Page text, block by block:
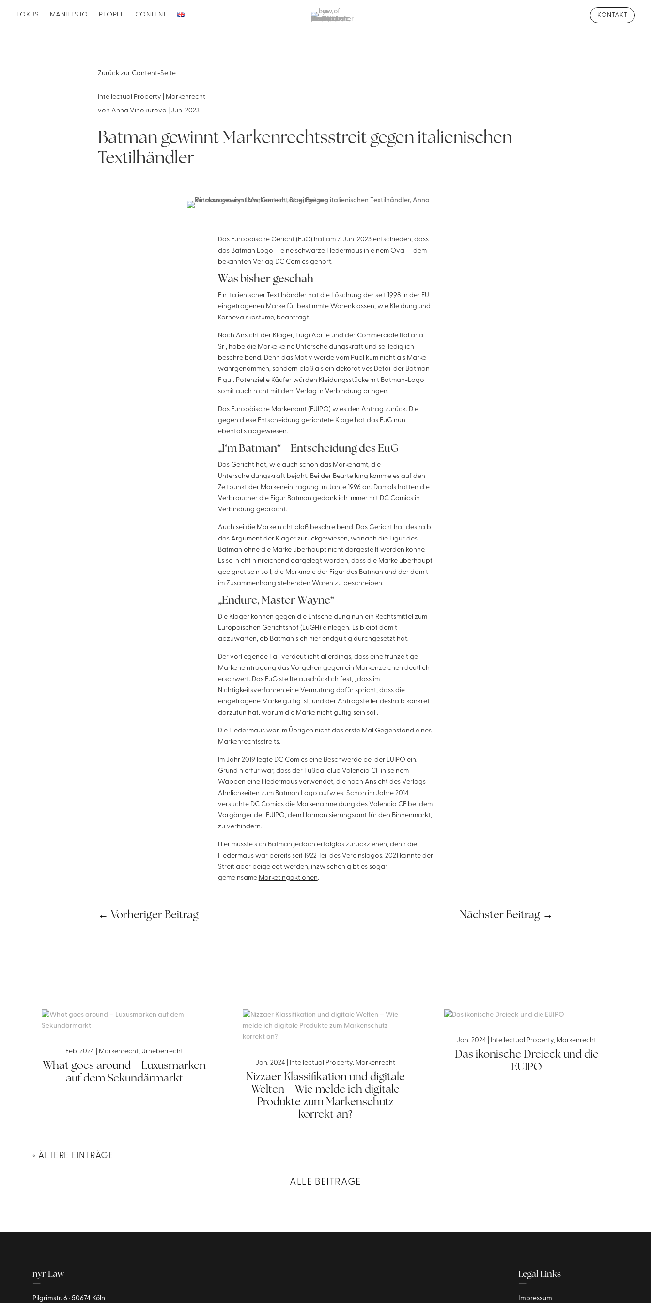
FOKUS MANIFESTO PEOPLE CONTENT KONTAKT
Zurück zur Content-Seite
Intellectual Property | Markenrecht
von Anna Vinokurova Juni 2023
Batman gewinnt Markenrechtsstreit gegen italienischen
Textilhändler
Das Europäische Gericht (EuG) hat am 7. Juni 2023 entschieden, dass
das Batman Logo – eine schwarze Fledermaus in einem Oval – dem
bekannten Verlag DC Comics gehört.
Was bisher geschah
Ein italienischer Textilhändler hat die Löschung der seit 1998 in der EU
eingetragenen Marke für bestimmte Warenklassen, wie Kleidung und
Karnevalskostüme, beantragt.
Nach Ansicht der Kläger, Luigi Aprile und der Commerciale Italiana
Srl, habe die Marke keine Unterscheidungskraft und sei lediglich
beschreibend. Denn das Motiv werde vom Publikum nicht als Marke
wahrgenommen, sondern bloß als ein dekoratives Detail der Batman-
Figur. Potenzielle Käufer würden Kleidungsstücke mit Batman-Logo
somit auch nicht mit dem Verlag in Verbindung bringen.
Das Europäische Markenamt (EUIPO) wies den Antrag zurück. Die
gegen diese Entscheidung gerichtete Klage hat das EuG nun
ebenfalls abgewiesen.
„I‘m Batman“ – Entscheidung des EuG
Das Gericht hat, wie auch schon das Markenamt, die
Unterscheidungskraft bejaht. Bei der Beurteilung komme es auf den
Zeitpunkt der Markeneintragung im Jahre 1996 an. Damals hätten die
Verbraucher die Figur Batman gedanklich immer mit DC Comics in
Verbindung gebracht.
Auch sei die Marke nicht bloß beschreibend. Das Gericht hat deshalb
das Argument der Kläger zurückgewiesen, wonach die Figur des
Batman ohne die Marke überhaupt nicht dargestellt werden könne.
Es sei nicht hinreichend dargelegt worden, dass die Marke überhaupt
geeignet sein soll, die Merkmale der Figur des Batman und der damit
im Zusammenhang stehenden Waren zu beschreiben.
„Endure, Master Wayne“
Die Kläger können gegen die Entscheidung nun ein Rechtsmittel zum
Europäischen Gerichtshof (EuGH) einlegen. Es bleibt damit
abzuwarten, ob Batman sich hier endgültig durchgesetzt hat.
Der vorliegende Fall verdeutlicht allerdings, dass eine frühzeitige
Markeneintragung das Vorgehen gegen ein Markenzeichen deutlich
erschwert. Das EuG stellte ausdrücklich fest, „dass im
Nichtigkeitsverfahren eine Vermutung dafür spricht, dass die
eingetragene Marke gültig ist, und der Antragsteller deshalb konkret
darzutun hat, warum die Marke nicht gültig sein soll.
Die Fledermaus war im Übrigen nicht das erste Mal Gegenstand eines
Markenrechtsstreits.
Im Jahr 2019 legte DC Comics eine Beschwerde bei der EUIPO ein.
Grund hierfür war, dass der Fußballclub Valencia CF in seinem
Wappen eine Fledermaus verwendet, die nach Ansicht des Verlags
Ähnlichkeiten zum Batman Logo aufwies. Schon im Jahre 2014
versuchte DC Comics die Markenanmeldung des Valencia CF bei dem
Vorgänger der EUIPO, dem Harmonisierungsamt für den Binnenmarkt,
zu verhindern.
Hier musste sich Batman jedoch erfolglos zurückziehen, denn die
Fledermaus war bereits seit 1922 Teil des Vereinslogos. 2021 konnte der
Streit aber beigelegt werden, inzwischen gibt es sogar
gemeinsame Marketingaktionen.
← Vorheriger Beitrag Nächster Beitrag →
What goes around – Luxusmarken
auf dem Sekundärmarkt
Feb. 2024 Markenrecht, Urheberrecht
Nizzaer Klassifikation und digitale
Welten – Wie melde ich digitale
Produkte zum Markenschutz
korrekt an?
Jan. 2024 Intellectual Property, Markenrecht
Das ikonische Dreieck und die
EUIPO
Jan. 2024 Intellectual Property, Markenrecht
« ÄLTERE EINTRÄGE
ALLE BEITRÄGE
nyr Law
—
Pilgrimstr. 6 · 50674 Köln
Legal Links
—
Impressum